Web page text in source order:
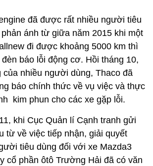
đã được rất nhiều người tiêu
ánh từ giữa năm 2015 khi một
đi được khoảng 5000 km thì
báo lỗi động cơ. Hồi tháng 10,
nhiều người dùng, Thaco đã
báo chính thức về vụ việc và thực
kim phun cho các xe gặp lỗi.
khi Cục Quản lí Cạnh tranh gửi
từ về việc tiếp nhận, giải quyết
tiêu dùng đối với xe Mazda3
cổ phần ôtô Trường Hải đã có văn